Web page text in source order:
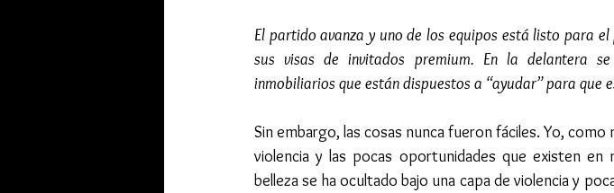
El partido avanza y uno de los equipos está listo para
sus visas de invitados premium. En la delantera
inmobiliarios que están dispuestos a “ayudar” para que
Sin embargo, las cosas nunca fueron fáciles. Yo,
violencia y las pocas oportunidades que existen
belleza se ha ocultado bajo una capa de violencia y